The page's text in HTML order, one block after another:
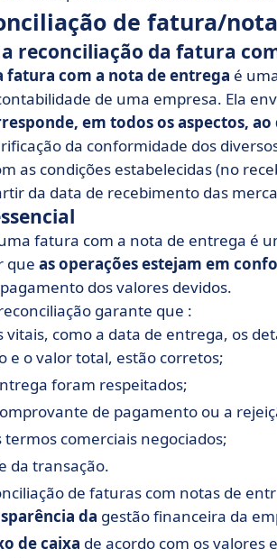
de faturas e notas de
de fatura/
reconciliação da fatura
fatura com a nota de entrega é
de uma empresa. Ela
em todos os aspectos,
da conformidade dos
as condições estabelecidas (no
da data de recebimento das
fatura com a nota de entrega é
que as operações estejam em
dos valores devidos.
garante que :
vitais, como a data de entrega, os
e o valor total, estão corretos;
foram respeitados;
de pagamento ou a
termos comerciais negociados;
da transação.
de faturas com notas de
da gestão financeira da
de caixa de acordo com os valores